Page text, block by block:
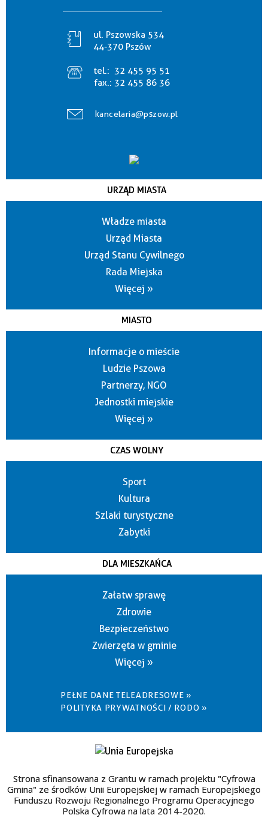
ul. Pszowska 534
44-370 Pszów
tel.: 32 455 95 51
fax.: 32 455 86 36
kancelaria@pszow.pl
URZĄD MIASTA
Władze miasta
Urząd Miasta
Urząd Stanu Cywilnego
Rada Miejska
Więcej »
MIASTO
Informacje o mieście
Ludzie Pszowa
Partnerzy, NGO
Jednostki miejskie
Więcej »
CZAS WOLNY
Sport
Kultura
Szlaki turystyczne
Zabytki
DLA MIESZKAŃCA
Załatw sprawę
Zdrowie
Bezpieczeństwo
Zwierzęta w gminie
Więcej »
PEŁNE DANE TELEADRESOWE »
POLITYKA PRYWATNOŚCI / RODO »
Strona sfinansowana z Grantu w ramach projektu "Cyfrowa
Gmina" ze środków Unii Europejskiej w ramach Europejskiego
Funduszu Rozwoju Regionalnego Programu Operacyjnego
Polska Cyfrowa na lata 2014-2020.